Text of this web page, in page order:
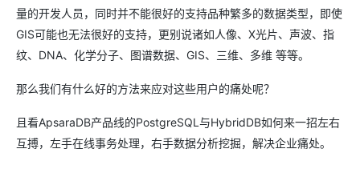
量的开发人员，同时并不能很好的支持品种繁多的数据类型，即使
GIS可能也无法很好的支持，更别说诸如人像、X光片、声波、指
纹、DNA、化学分子、图谱数据、GIS、三维、多维 等等。
那么我们有什么好的方法来应对这些用户的痛处呢？
且看ApsaraDB产品线的PostgreSQL与HybridDB如何来一招左右
互搏，左手在线事务处理，右手数据分析挖掘，解决企业痛处。